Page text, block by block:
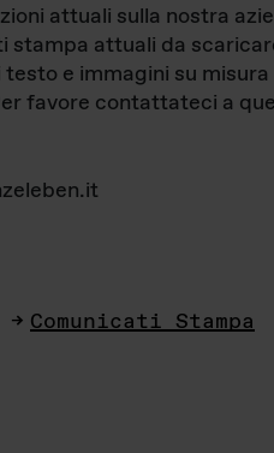
attuali sulla nostra
stampa attuali da
e immagini su
favore contattateci a
Comunicati Stampa